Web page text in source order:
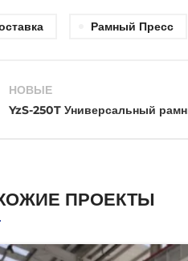
Рамный Пресс
НОВЫЕ
YzS-250T Универсальный
ПРОЕКТЫ